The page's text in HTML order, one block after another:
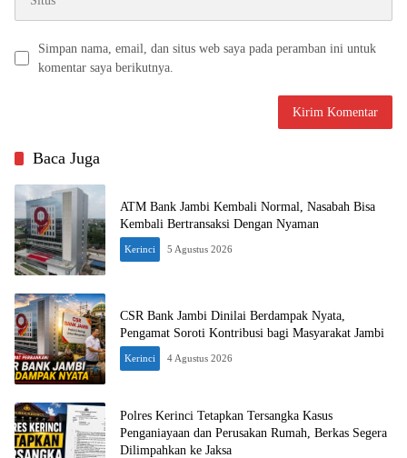
Simpan nama, email, dan situs web saya pada peramban ini untuk
komentar saya berikutnya.
Baca Juga
ATM Bank Jambi Kembali Normal, Nasabah Bisa
Kembali Bertransaksi Dengan Nyaman
Kerinci 5 Agustus 2026
CSR Bank Jambi Dinilai Berdampak Nyata,
Pengamat Soroti Kontribusi bagi Masyarakat Jambi
Kerinci 4 Agustus 2026
Polres Kerinci Tetapkan Tersangka Kasus
Penganiayaan dan Perusakan Rumah, Berkas Segera
Dilimpahkan ke Jaksa